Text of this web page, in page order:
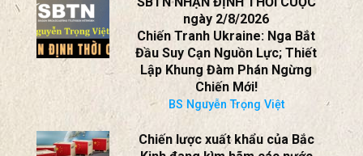
ngày 2/8/2026
Chiến Tranh Ukraine: Nga Bắt
Đầu Suy Cạn Nguồn Lực; Thiết
Lập Khung Đàm Phán Ngừng
Chiến Mới!
BS Nguyễn Trọng Việt
Chiến lược xuất khẩu của Bắc